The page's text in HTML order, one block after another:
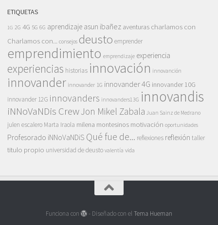
ETIQUETAS
1G 2G 4G 5G 6G aprendizaje asun ibañez aventuras charlamos con
Charlamos con... consejos deusto emprender
emprendimiento emprendizaje experiencia
experiencias historias innovación innovanción
innovander innovander 1G innovander 4G innovander 10G
innovander 12G innovanders innovanders13G innovandis
iNNoVaNDis CrewJon Mikel Zabala Juan Sainz de Medrano
julen escalero Marta Iraola milena montesinos motivación oportunidades
Profesorado iNNoVaNDiS Qué fue de... reflexiones reflexión taller
titulo propio universidad de deusto valentía vida
Funciona con - Diseñado con elTema Hueman